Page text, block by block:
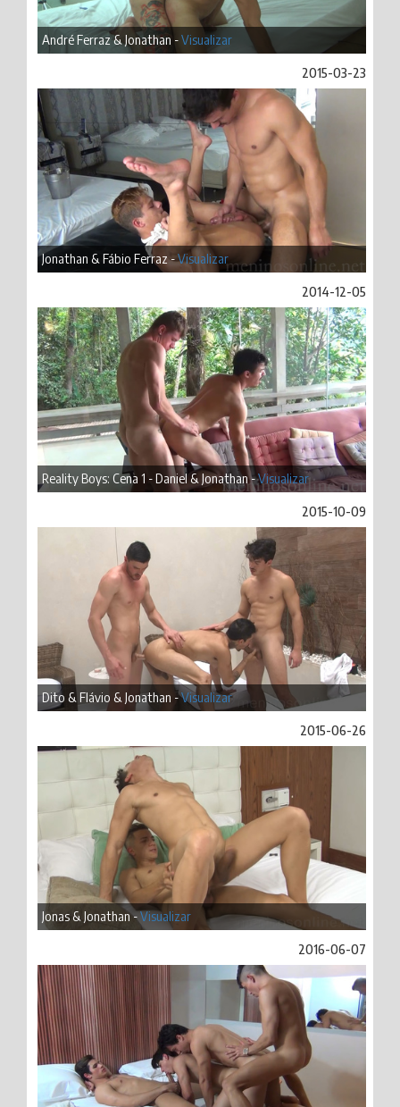
André Ferraz & Jonathan -Visualizar
2015-03-23
Jonathan & Fábio Ferraz -Visualizar
2014-12-05
Reality Boys: Cena 1 - Daniel & Jonathan -Visualizar
2015-10-09
Dito & Flávio & Jonathan -Visualizar
2015-06-26
Jonas & Jonathan -Visualizar
2016-06-07